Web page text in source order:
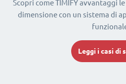
Scopri come TIMIFY avvantaggi
dimensione con un sistema di
Leggi i casi di